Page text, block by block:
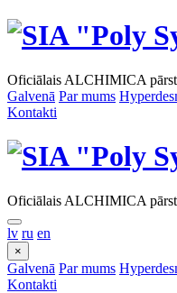
Oficiālais ALCHIMICA
Galvenā Par mums
Kontakti
Oficiālais ALCHIMICA
lv ru en
×
Galvenā Par mums
Kontakti